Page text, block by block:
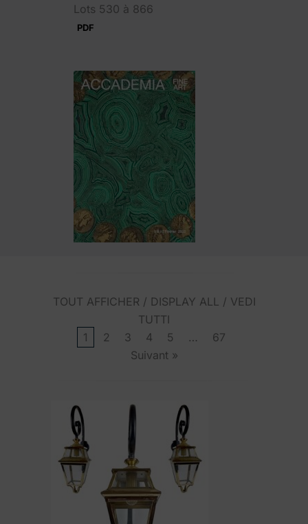
Lots 530 à 866
PDF
TOUT AFFICHER / DISPLAY ALL / VEDI
TUTTI
1
2 3 4 5 …
67
Suivant »